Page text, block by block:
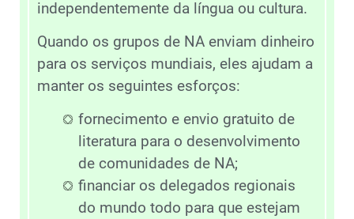
independentemente da língua ou cultura.
Quando os grupos de NA enviam dinheiro
para os serviços mundiais, eles ajudam a
manter os seguintes esforços:
fornecimento e envio gratuito de
literatura para o desenvolvimento
de comunidades de NA;
financiar os delegados regionais
do mundo todo para que estejam